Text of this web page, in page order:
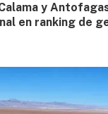
y
en ranking de